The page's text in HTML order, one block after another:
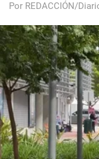
Por REDACCIÓN/